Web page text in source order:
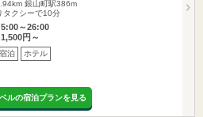
銀山町駅386m
タクシーで10分
～26:00
円～
宿泊 ホテル
ルの宿泊プランを見る